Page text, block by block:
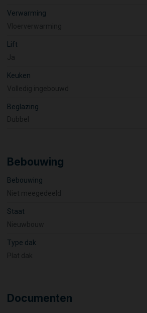
Verwarming
Vloerverwarming
Lift
Ja
Keuken
Volledig ingebouwd
Beglazing
Dubbel
Bebouwing
Bebouwing
Niet meegedeeld
Staat
Nieuwbouw
Type dak
Plat dak
Documenten